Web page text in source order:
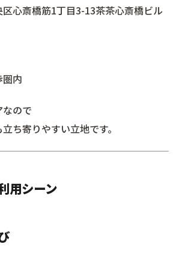
心斎橋筋1丁目3-13茶茶心斎橋ビル
内
ので
ち寄りやすい立地です。
用シーン